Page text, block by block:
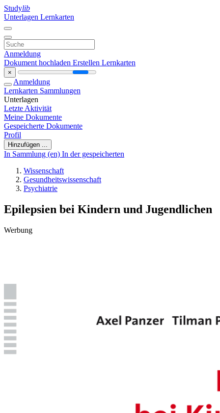
Studylib
Unterlagen Lernkarten
Anmeldung
Dokument hochladen Erstellen Lernkarten
×
Anmeldung
Lernkarten Sammlungen
Unterlagen
Letzte Aktivität
Meine Dokumente
Gespeicherte Dokumente
Profil
Hinzufügen ...
In Sammlung (en) In der gespeicherten
Wissenschaft
Gesundheitswissenschaft
Psychiatrie
Epilepsien bei Kindern und Jugendlichen
Werbung